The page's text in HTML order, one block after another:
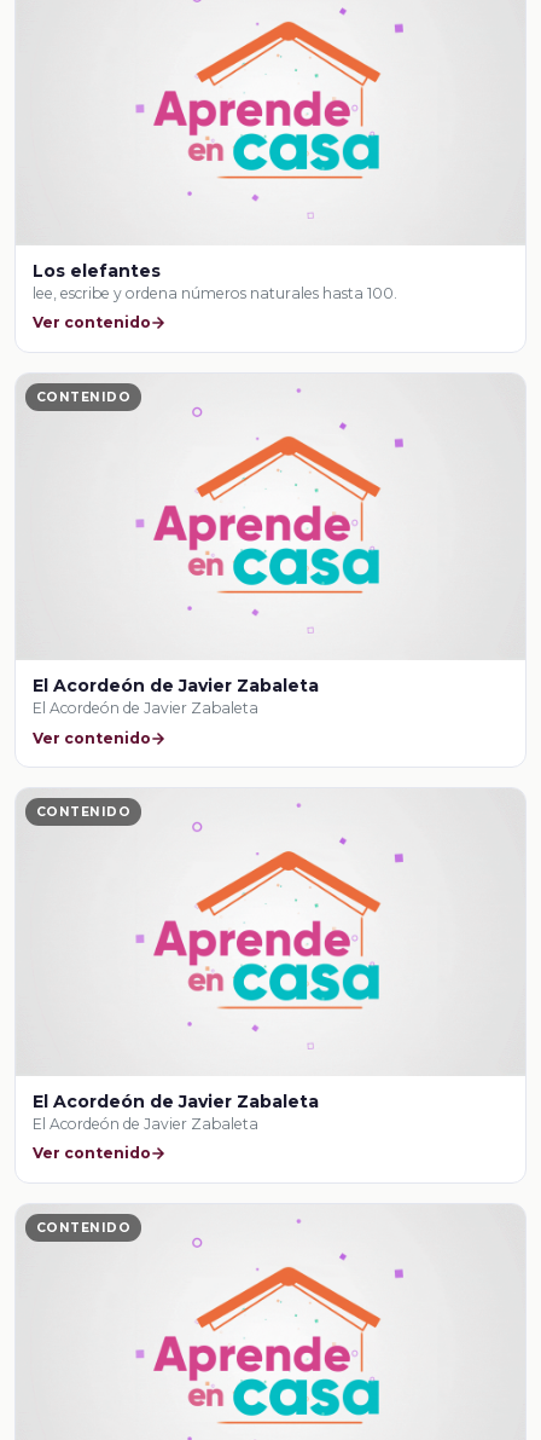
Los elefantes
lee, escribe y ordena números naturales hasta 100.
Ver contenido
CONTENIDO
El Acordeón de Javier Zabaleta
El Acordeón de Javier Zabaleta
Ver contenido
CONTENIDO
El Acordeón de Javier Zabaleta
El Acordeón de Javier Zabaleta
Ver contenido
CONTENIDO